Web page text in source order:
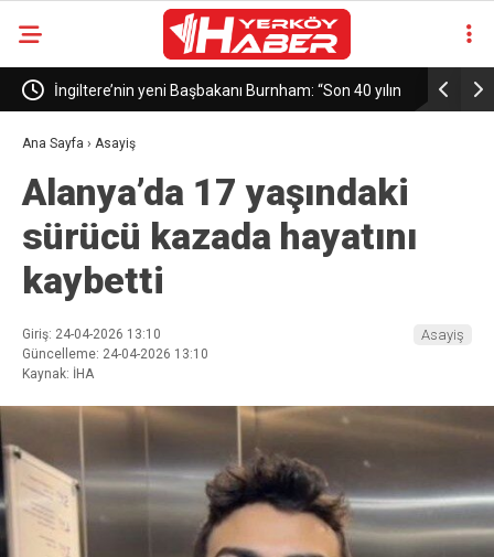
İngiltere’nin yeni Başbakanı Burnham: “Son 40 yılın
en büyük değişikliklerini hayata geçireceğiz”
Ana Sayfa › Asayiş
Alanya’da 17 yaşındaki
sürücü kazada hayatını
kaybetti
Giriş: 24-04-2026 13:10
Güncelleme: 24-04-2026 13:10
Kaynak: İHA
Asayiş